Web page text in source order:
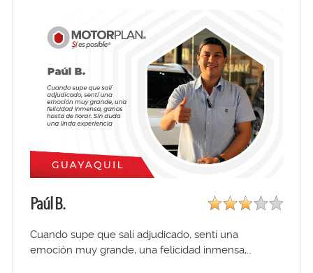
Paúl B.
Cuando supe que salí adjudicado, sentí una
emoción muy grande, una felicidad inmensa,…